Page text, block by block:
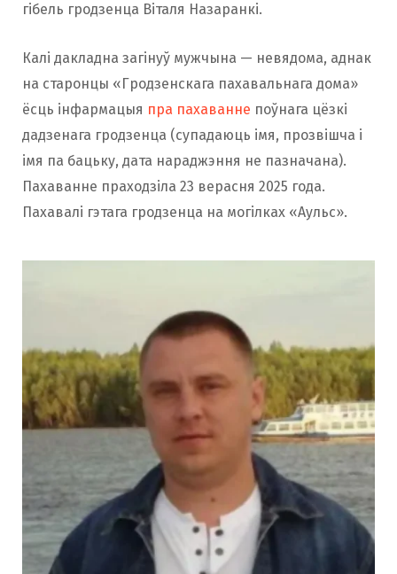
гібель гродзенца Віталя Назаранкі.
Калі дакладна загінуў мужчына — невядома, аднак
на старонцы «Гродзенскага пахавальнага дома»
ёсць інфармацыя пра пахаванне поўнага цёзкі
дадзенага гродзенца (супадаюць імя, прозвішча і
імя па бацьку, дата нараджэння не пазначана).
Пахаванне праходзіла 23 верасня 2025 года.
Пахавалі гэтага гродзенца на могілках «Аульс».